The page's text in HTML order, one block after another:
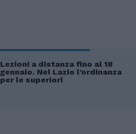
Lezioni a distanza fino al 18
gennaio. Nel Lazio l'ordinanza
per le superiori